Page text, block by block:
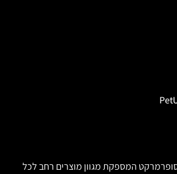
המספקת מגוון מוצרים רחב לכל